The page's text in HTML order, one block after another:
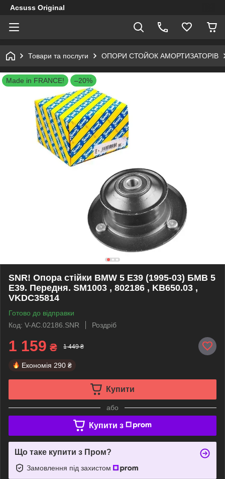
Acsuss Original
Товари та послуги ОПОРИ СТОЙОК АМОРТИЗАТОРІВ
Made in FRANCE! –20%
SNR! Опора стійки BMW 5 E39 (1995-03) БМВ 5
Е39. Передня. SM1003 , 802186 , KB650.03 ,
VKDC35814
Готово до відправки
Код: V-AC.02186.SNR
Роздріб
1 159 ₴ 1 449 ₴
Економія 290 ₴
Купити
або
Купити з
Що таке купити з Пром?
Замовлення під захистом